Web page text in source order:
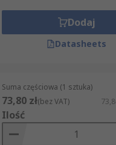
Dodaj
Datasheets
Suma częściowa (1 sztuka)
73,80 zł(bez VAT)
Ilość